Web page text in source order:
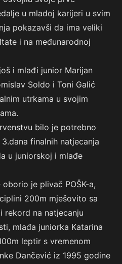
u mladoj karijeri u svim
pokazavši da ima veliki
i na međunarodnoj
i mlađi junior Marijan
Soldo i Toni Galić
utrkama u svojim
bilo je potrebno
finalnih natjecanja
u juniorskoj i mlađe
je plivač POŠK-a,
200m mješovito sa
rekord na natjecanju
mlađa juniorka Katarina
leptir s vremenom
Dančević iz 1995 godine